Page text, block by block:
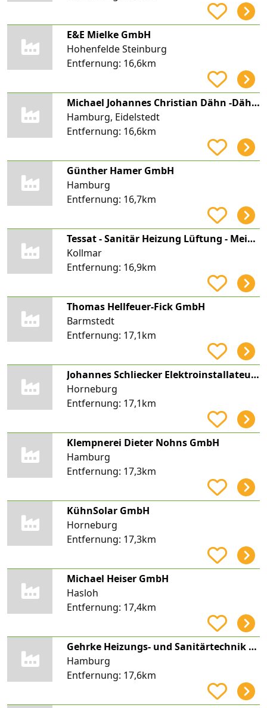
E&E Mielke GmbH
Hohenfelde Steinburg
Entfernung: 16,6km
Michael Johannes Christian Dähn -Dähn Energieservice-
Hamburg, Eidelstedt
Entfernung: 16,6km
Günther Hamer GmbH
Hamburg
Entfernung: 16,7km
Tessat - Sanitär Heizung Lüftung - Meisterbetrieb
Kollmar
Entfernung: 16,9km
Thomas Hellfeuer-Fick GmbH
Barmstedt
Entfernung: 17,1km
Johannes Schliecker Elektroinstallateurmeister
Horneburg
Entfernung: 17,1km
Klempnerei Dieter Nohns GmbH
Hamburg
Entfernung: 17,3km
KühnSolar GmbH
Horneburg
Entfernung: 17,3km
Michael Heiser GmbH
Hasloh
Entfernung: 17,4km
Gehrke Heizungs- und Sanitärtechnik GmbH
Hamburg
Entfernung: 17,6km